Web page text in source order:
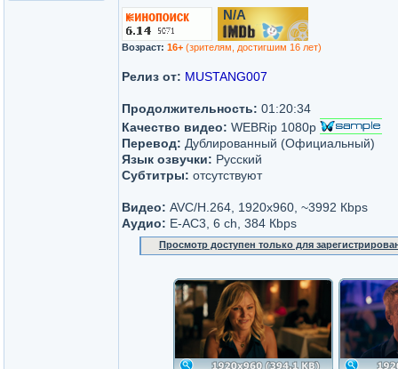
N/A
Возраст: 16+ (зрителям, достигшим 16 лет)
Релиз от: MUSTANG007
Продолжительность: 01:20:34
Качество видео: WEBRip 1080p
Перевод: Дублированный (Официальный)
Язык озвучки: Русский
Субтитры: отсутствуют
Видео: AVC/H.264, 1920x960, ~3992 Кbps
Аудио: E-AC3, 6 ch, 384 Кbps
Просмотр доступен только для